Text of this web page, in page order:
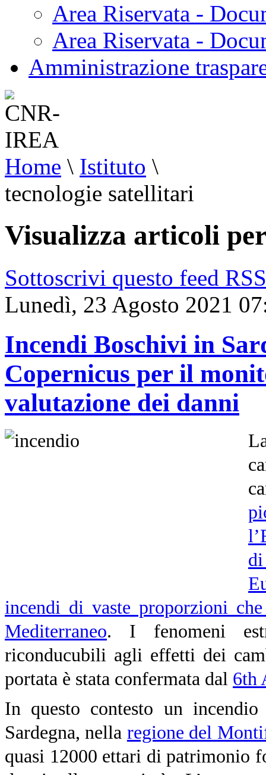
Area Riservata -
Area Riservata -
Amministrazione
Home \ Istituto \
tecnologie satellitari
Visualizza articoli
Sottoscrivi questo feed RSS
Lunedì, 23 Agosto 2021
Incendi Boschivi in
Copernicus per il
valutazione dei danni
incendi di vaste proporzioni
Mediterraneo. I fenomeni
riconducubili agli effetti dei
portata è stata confermata dal 6th
In questo contesto un
Sardegna, nella regione del
quasi 12000 ettari di patrimonio